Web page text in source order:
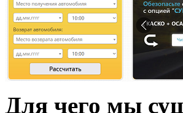
Для чего мы